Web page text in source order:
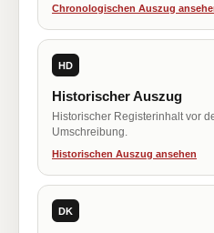
Chronologischen Auszug
HD
Historischer Auszug
Historischer Registerinhalt vor
Umschreibung.
Historischen Auszug ansehen
DK